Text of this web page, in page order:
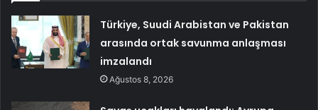
Türkiye, Suudi Arabistan ve Pakistan
arasında ortak savunma anlaşması
imzalandı
Ağustos 8, 2026